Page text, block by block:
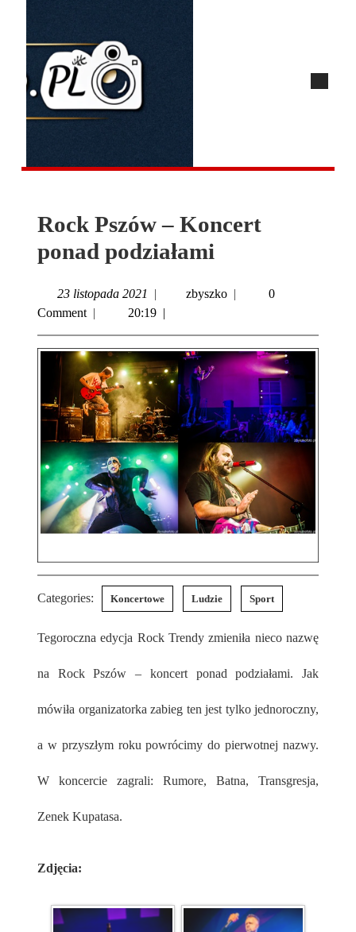
Rock Pszów – Koncert
ponad podziałami
23 listopada 2021 | zbyszko |
0
Comment | 20:19 |
Categories: Koncertowe Ludzie Sport
Tegoroczna edycja Rock Trendy zmieniła nieco nazwę
na Rock Pszów – koncert ponad podziałami. Jak
mówiła organizatorka zabieg ten jest tylko jednoroczny,
a w przyszłym roku powrócimy do pierwotnej nazwy.
W koncercie zagrali: Rumore, Batna, Transgresja,
Zenek Kupatasa.
Zdjęcia: